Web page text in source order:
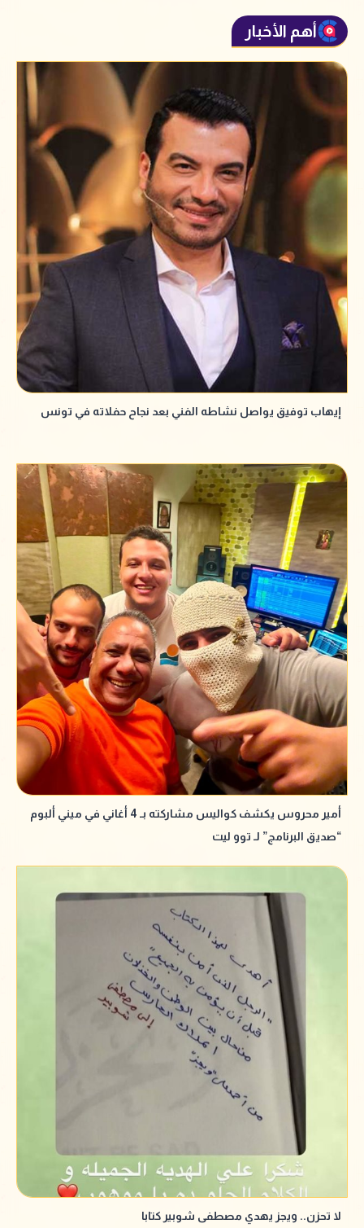
أهم الأخبار
إيهاب توفيق يواصل نشاطه الفني بعد نجاح حفلاته في تونس
أمير محروس يكشف كواليس مشاركته بـ 4 أغاني في ميني ألبوم
“صديق البرنامج” لـ توو ليت
لا تحزن.. ويجز يهدي مصطفى شوبير كتابا